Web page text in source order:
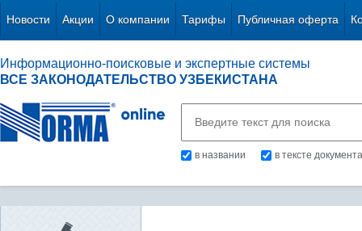
Новости Акции О компании Тарифы Публичная оферта
Информационно-поисковые и экспертные системы
ВСЕ ЗАКОНОДАТЕЛЬСТВО УЗБЕКИСТАНА
в названии в тексте документа